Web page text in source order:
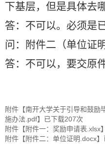
下基层，但是具体去
答：不可以。必须是
问：附件二（单位证
答：不可以，要交原
附件【南开大学关于引导和鼓励
施办法.pdf】已下载207次
附件【附件一：奖励申请表.xlsx
附件【附件二：单位证明.docx】